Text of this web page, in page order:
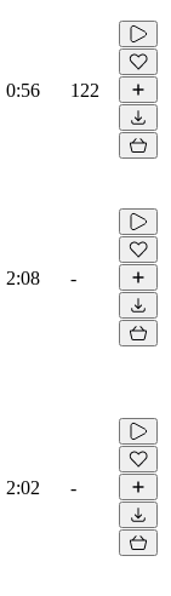
0:56 122
2:08 -
2:02 -